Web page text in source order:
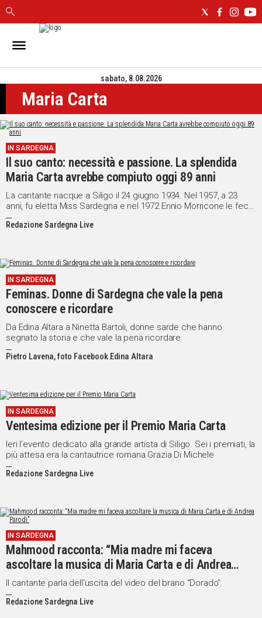
IN
CAGLIARI
SASSARI
NUORO
ORISTANO
SULCIS
GALLURA
OGLIASTRA
CAMPIDANO
POLITICA
IN
ITALIA
NEL
MONDO
SPORT
STORIE
VIDEO
Vai
UNISCITI
WHATSAPP
Social
sabato, 8.08.2026
Maria Carta
IN SARDEGNA
Il suo canto: necessità e passione. La splendida
Maria Carta avrebbe compiuto oggi 89 anni
La cantante nacque a Siligo il 24 giugno 1934. Nel 1957, a 23
anni, fu eletta Miss Sardegna e nel 1972 Ennio Morricone le fece
incidere la sigla dello sceneggiato TV “Mosè”
Redazione Sardegna Live
IN SARDEGNA
Feminas. Donne di Sardegna che vale la pena
conoscere e ricordare
Da Edina Altara a Ninetta Bartoli, donne sarde che hanno
segnato la storia e che vale la pena ricordare
Pietro Lavena, foto Facebook Edina Altara
IN SARDEGNA
Ventesima edizione per il Premio Maria Carta
Ieri l’evento dedicato alla grande artista di Siligo. Sei i premiati, la
più attesa era la cantautrice romana Grazia Di Michele
Redazione Sardegna Live
IN SARDEGNA
Mahmood racconta: “Mia madre mi faceva
ascoltare la musica di Maria Carta e di Andrea
Parodi”
Il cantante parla dell'uscita del video del brano “Dorado”
Redazione Sardegna Live